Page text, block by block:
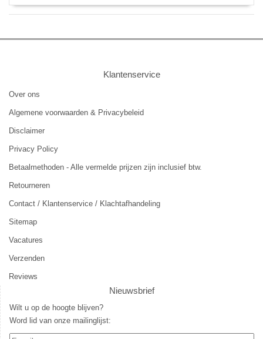
Klantenservice
Over ons
Algemene voorwaarden & Privacybeleid
Disclaimer
Privacy Policy
Betaalmethoden - Alle vermelde prijzen zijn inclusief btw.
Retourneren
Contact / Klantenservice / Klachtafhandeling
Sitemap
Vacatures
Verzenden
Reviews
Nieuwsbrief
Wilt u op de hoogte blijven?
Word lid van onze mailinglijst: